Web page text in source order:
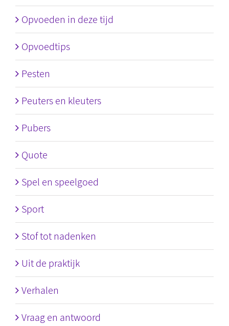
Opvoeden in deze tijd
Opvoedtips
Pesten
Peuters en kleuters
Pubers
Quote
Spel en speelgoed
Sport
Stof tot nadenken
Uit de praktijk
Verhalen
Vraag en antwoord